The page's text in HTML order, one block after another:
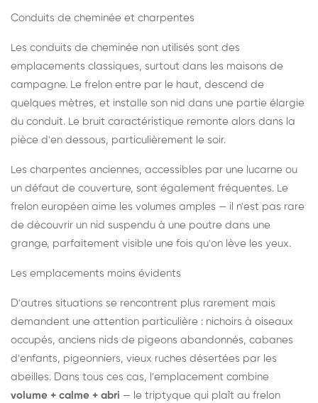
Conduits de cheminée et charpentes
Les conduits de cheminée non utilisés sont des
emplacements classiques, surtout dans les maisons de
campagne. Le frelon entre par le haut, descend de
quelques mètres, et installe son nid dans une partie élargie
du conduit. Le bruit caractéristique remonte alors dans la
pièce d'en dessous, particulièrement le soir.
Les charpentes anciennes, accessibles par une lucarne ou
un défaut de couverture, sont également fréquentes. Le
frelon européen aime les volumes amples — il n'est pas rare
de découvrir un nid suspendu à une poutre dans une
grange, parfaitement visible une fois qu'on lève les yeux.
Les emplacements moins évidents
D'autres situations se rencontrent plus rarement mais
demandent une attention particulière : nichoirs à oiseaux
occupés, anciens nids de pigeons abandonnés, cabanes
d'enfants, pigeonniers, vieux ruches désertées par les
abeilles. Dans tous ces cas, l'emplacement combine
volume + calme + abri — le triptyque qui plaît au frelon